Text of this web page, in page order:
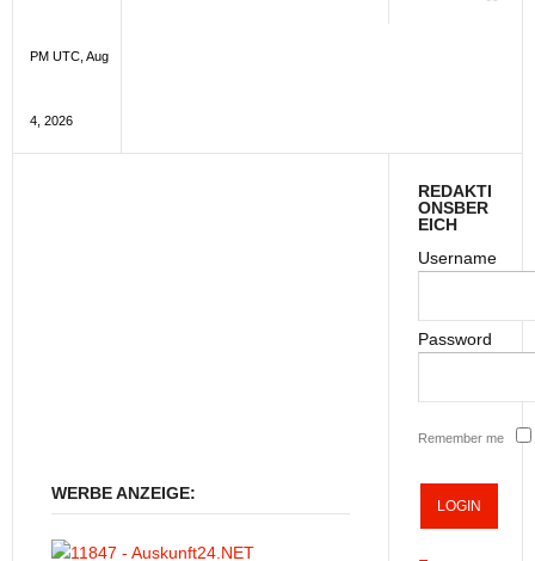
PM UTC, Aug
4, 2026
WERBE ANZEIGE:
REDAKTI
ONSBER
EICH
Username
Password
Remember me